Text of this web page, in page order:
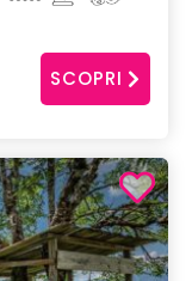
SCOPRI